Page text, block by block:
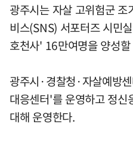
광주시는 자살 고위험군
비스(SNS) 서포터즈 시민
호천사' 16만여명을 양성
광주시·경찰청·자살예방
대응센터'를 운영하고 정
대해 운영한다.